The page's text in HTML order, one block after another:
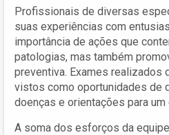
Profissionais de diversas
suas experiências com
importância de ações que
patologias, mas também
preventiva. Exames realizados
vistos como oportunidades de
doenças e orientações para
A soma dos esforços da